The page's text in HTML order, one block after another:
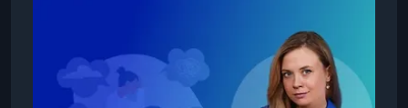
поколениями, почему семейная система
формирует поведение её уча